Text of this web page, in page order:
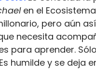
en el
pero aún
necesita
para aprender.
humilde y se deja